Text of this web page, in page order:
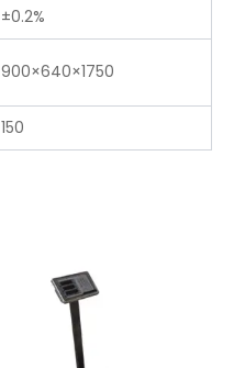
±0.2%
900×640×1750
150